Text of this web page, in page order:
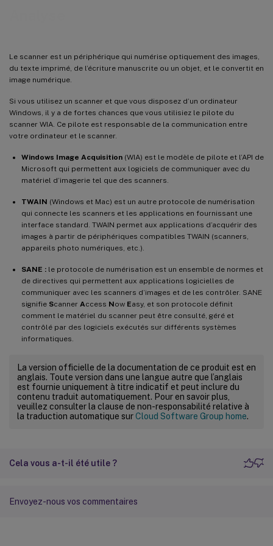
Le scanner est un périphérique qui numérise optiquement des images,
du texte imprimé, de l’écriture manuscrite ou un objet, et le convertit en
image numérique.
Si vous utilisez un scanner et que vous disposez d’un ordinateur
Windows, il y a de fortes chances que vous utilisiez le pilote du
scanner WIA. Ce pilote est responsable de la communication entre
votre ordinateur et le scanner.
Windows Image Acquisition (WIA) est le modèle de pilote et l’API de
Microsoft qui permettent aux logiciels de communiquer avec du
matériel d’imagerie tel que des scanners.
TWAIN (Windows et Mac) est un autre protocole de numérisation
qui connecte les scanners et les applications en fournissant une
interface standard. TWAIN permet aux applications d’acquérir des
images à partir de périphériques compatibles TWAIN (scanners,
appareils photo numériques, etc.).
SANE : le protocole de numérisation est un ensemble de normes et
de directives qui permettent aux applications logicielles de
communiquer avec les scanners d’images et de les contrôler. SANE
signifie Scanner Access Now Easy, et son protocole définit
comment le matériel du scanner peut être consulté, géré et
contrôlé par des logiciels exécutés sur différents systèmes
informatiques.
La version officielle de la documentation de ce produit est en
anglais. Toute version dans une langue autre que l’anglais
est fournie uniquement à titre indicatif et peut inclure du
contenu traduit automatiquement. Pour en savoir plus,
veuillez consulter la clause de non-responsabilité relative à
la traduction automatique surCloud Software Group home.
Cela vous a-t-il été utile ?
Envoyez-nous vos commentaires